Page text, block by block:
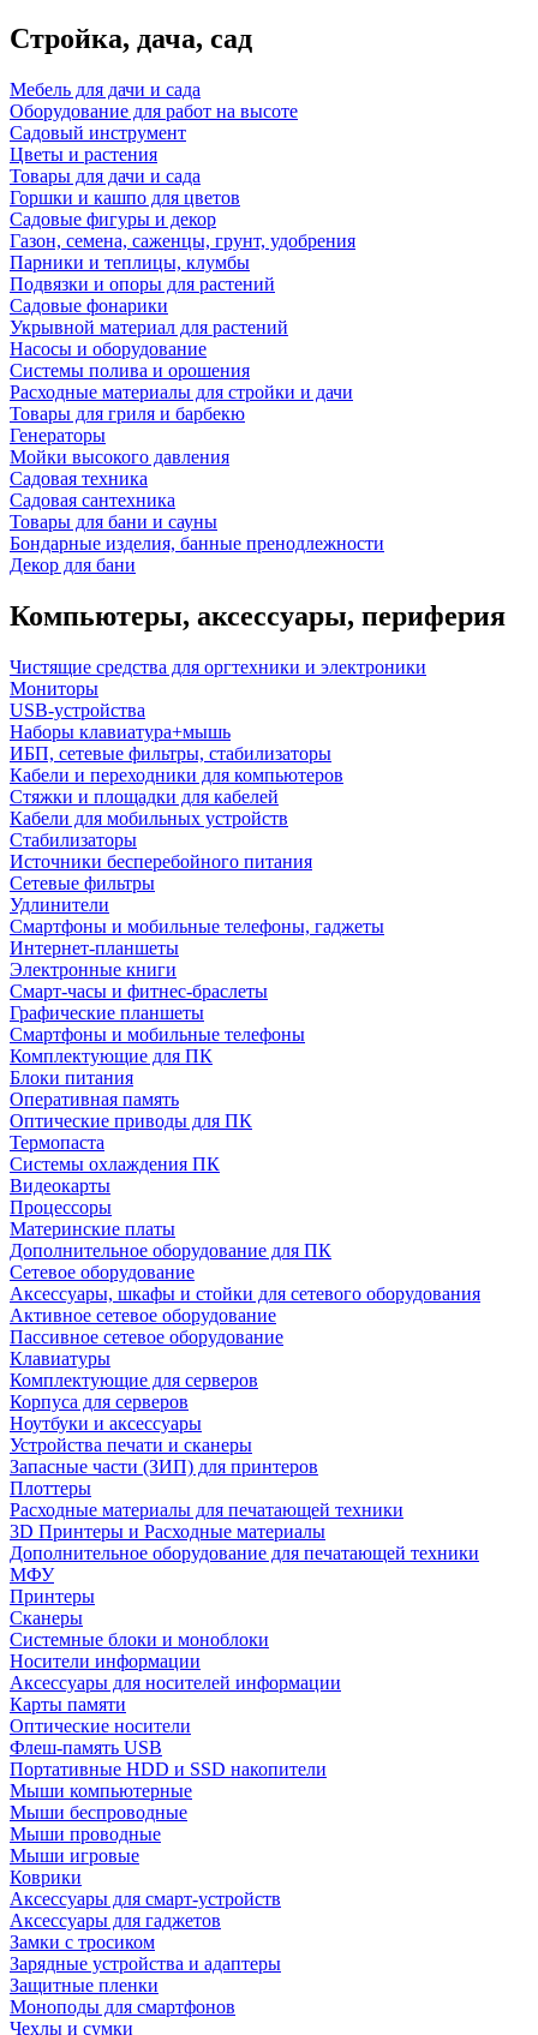
Стройка, дача, сад
Мебель для дачи и сада
Оборудование для работ на высоте
Садовый инструмент
Цветы и растения
Товары для дачи и сада
Горшки и кашпо для цветов
Садовые фигуры и декор
Газон, семена, саженцы, грунт, удобрения
Парники и теплицы, клумбы
Подвязки и опоры для растений
Садовые фонарики
Укрывной материал для растений
Насосы и оборудование
Системы полива и орошения
Расходные материалы для стройки и дачи
Товары для гриля и барбекю
Генераторы
Мойки высокого давления
Садовая техника
Садовая сантехника
Товары для бани и сауны
Бондарные изделия, банные пренодлежности
Декор для бани
Компьютеры, аксессуары, периферия
Чистящие средства для оргтехники и электроники
Мониторы
USB-устройства
Наборы клавиатура+мышь
ИБП, сетевые фильтры, стабилизаторы
Кабели и переходники для компьютеров
Стяжки и площадки для кабелей
Кабели для мобильных устройств
Стабилизаторы
Источники бесперебойного питания
Сетевые фильтры
Удлинители
Смартфоны и мобильные телефоны, гаджеты
Интернет-планшеты
Электронные книги
Смарт-часы и фитнес-браслеты
Графические планшеты
Смартфоны и мобильные телефоны
Комплектующие для ПК
Блоки питания
Оперативная память
Оптические приводы для ПК
Термопаста
Системы охлаждения ПК
Видеокарты
Процессоры
Материнские платы
Дополнительное оборудование для ПК
Сетевое оборудование
Аксессуары, шкафы и стойки для сетевого оборудования
Активное сетевое оборудование
Пассивное сетевое оборудование
Клавиатуры
Комплектующие для серверов
Корпуса для серверов
Ноутбуки и аксессуары
Устройства печати и сканеры
Запасные части (ЗИП) для принтеров
Плоттеры
Расходные материалы для печатающей техники
3D Принтеры и Расходные материалы
Дополнительное оборудование для печатающей техники
МФУ
Принтеры
Сканеры
Системные блоки и моноблоки
Носители информации
Аксессуары для носителей информации
Карты памяти
Оптические носители
Флеш-память USB
Портативные HDD и SSD накопители
Мыши компьютерные
Мыши беспроводные
Мыши проводные
Мыши игровые
Коврики
Аксессуары для смарт-устройств
Аксессуары для гаджетов
Замки с тросиком
Зарядные устройства и адаптеры
Защитные пленки
Моноподы для смартфонов
Чехлы и сумки